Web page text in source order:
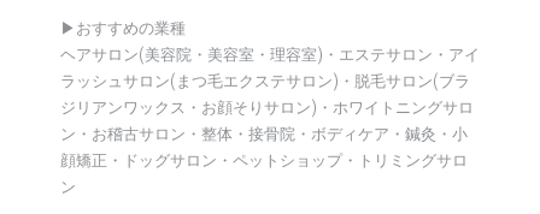
▶︎おすすめの業種
ヘアサロン(美容院・美容室・理容室)・エステサロン・アイ
ラッシュサロン(まつ毛エクステサロン)・脱毛サロン(ブラ
ジリアンワックス・お顔そりサロン)・ホワイトニングサロ
ン・お稽古サロン・整体・接骨院・ボディケア・鍼灸・小
顔矯正・ドッグサロン・ペットショップ・トリミングサロ
ン